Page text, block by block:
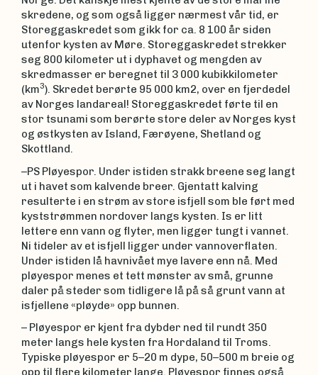
skredene, og som også ligger nærmest vår tid, er
Storeggaskredet som gikk for ca. 8 100 år siden
utenfor kysten av Møre. Storeggaskredet strekker
seg 800 kilometer ut i dyphavet og mengden av
skredmasser er beregnet til 3 000 kubikkilometer
(km3). Skredet berørte 95 000 km2, over en fjerdedel
av Norges landareal! Storeggaskredet førte til en
stor tsunami som berørte store deler av Norges kyst
og østkysten av Island, Færøyene, Shetland og
Skottland.
–PS Pløyespor. Under istiden strakk breene seg langt
ut i havet som kalvende breer. Gjentatt kalving
resulterte i en strøm av store isfjell som ble ført med
kyststrømmen nordover langs kysten. Is er litt
lettere enn vann og flyter, men ligger tungt i vannet.
Ni tideler av et isfjell ligger under vannoverflaten.
Under istiden lå havnivået mye lavere enn nå. Med
pløyespor menes et tett mønster av små, grunne
daler på steder som tidligere lå på så grunt vann at
isfjellene «pløyde» opp bunnen.
– Pløyespor er kjent fra dybder ned til rundt 350
meter langs hele kysten fra Hordaland til Troms.
Typiske pløyespor er 5–20 m dype, 50–500 m breie og
opp til flere kilometer lange. Pløyespor finnes også